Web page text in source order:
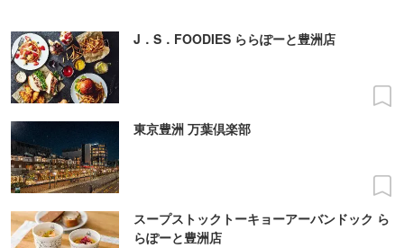
J．S．FOODIES ららぽーと豊洲店
東京豊洲 万葉倶楽部
スープストックトーキョーアーバンドック ら
らぽーと豊洲店